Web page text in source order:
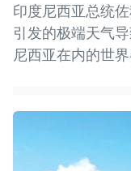
印度尼西亚总统
引发的极端天气
尼西亚在内的世